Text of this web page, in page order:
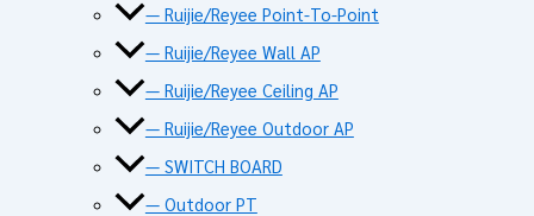
— Ruijie/Reyee Point-To-Point
— Ruijie/Reyee Wall AP
— Ruijie/Reyee Ceiling AP
— Ruijie/Reyee Outdoor AP
— SWITCH BOARD
— Outdoor PT